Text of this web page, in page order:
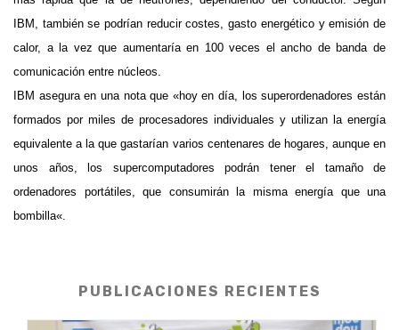
IBM, también se podrían reducir costes, gasto energético y emisión de
calor, a la vez que aumentaría en 100 veces el ancho de banda de
comunicación entre núcleos.
IBM asegura en una nota que «hoy en día, los superordenadores están
formados por miles de procesadores individuales y utilizan la energía
equivalente a la que gastarían varios centenares de hogares, aunque en
unos años,
los supercomputadores podrán tener el tamaño de
ordenadores portátiles, que consumirán la misma energía que una
bombilla«.
PUBLICACIONES RECIENTES